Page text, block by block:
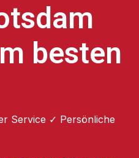
besten
Service ✓ Persönliche